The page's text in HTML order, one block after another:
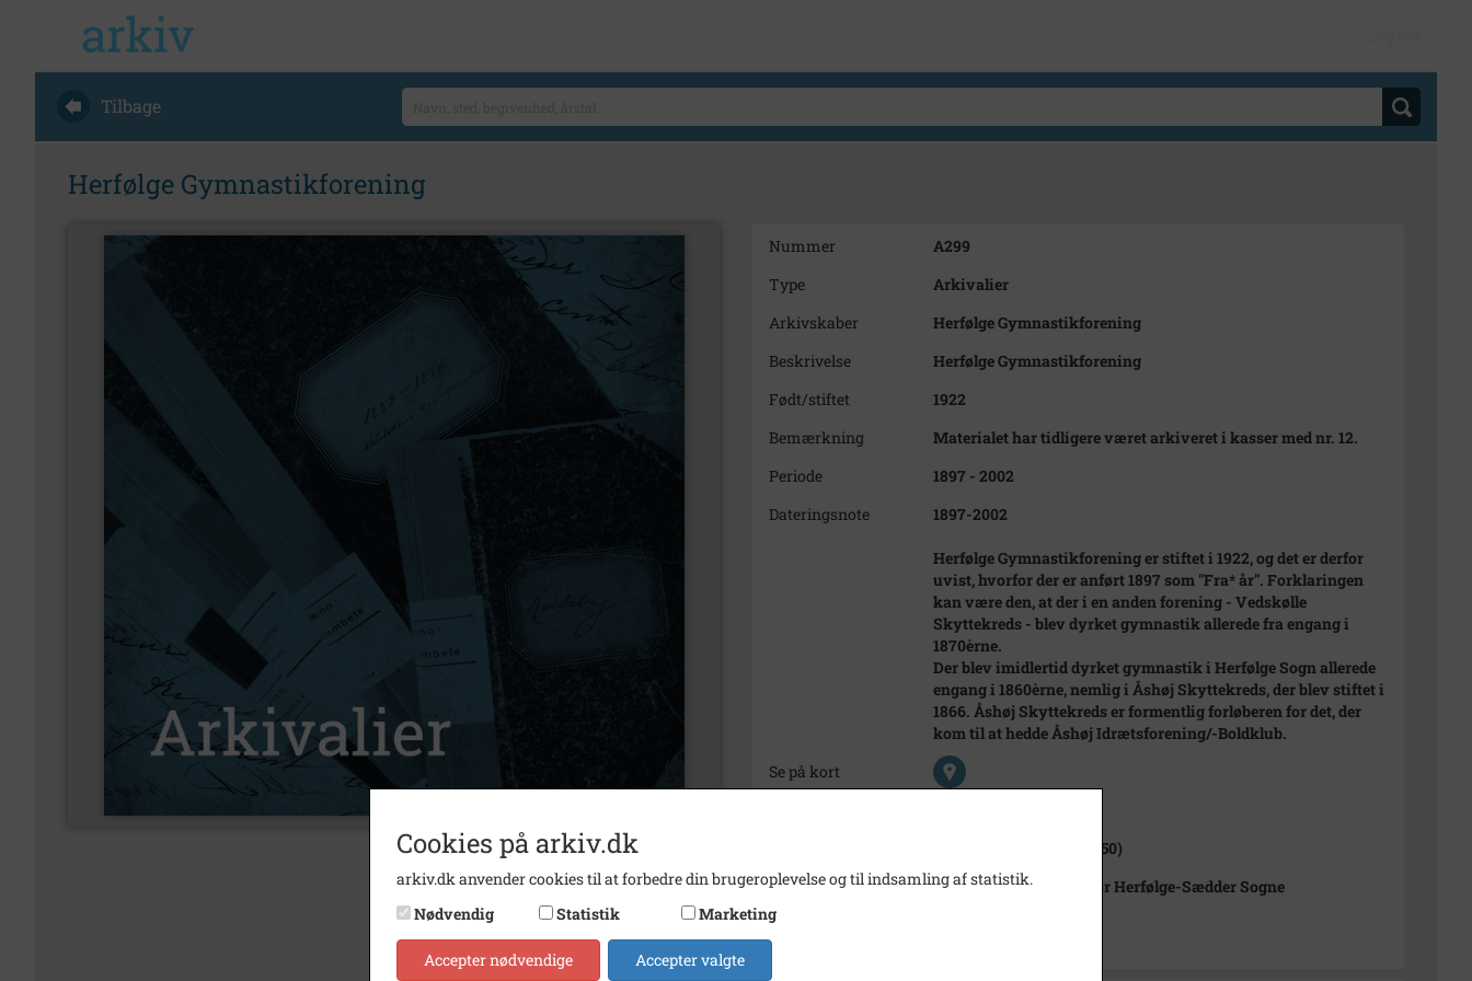
Tilbage
Herfølge Gymnastikforening
Nummer
A299
Type
Arkivalier
Arkivskaber
Herfølge Gymnastikforening
Beskrivelse
Herfølge Gymnastikforening
Født/stiftet
1922
Bemærkning
Materialet har tidligere været arkiveret i kasser med nr. 12.
Periode
1897 - 2002
Dateringsnote
1897-2002
Herfølge Gymnastikforening er stiftet i 1922, og det er derfor
uvist, hvorfor der er anført 1897 som "Fra* år". Forklaringen
kan være den, at der i en anden forening - Vedskølle
Skyttekreds - blev dyrket gymnastik allerede fra engang i
1870èrne.
Der blev imidlertid dyrket gymnastik i Herfølge Sogn allerede
engang i 1860èrne, nemlig i Åshøj Skyttekreds, der blev stiftet i
1866. Åshøj Skyttekreds er formentlig forløberen for det, der
kom til at hedde Åshøj Idrætsforening/-Boldklub.
Se på kort
Herfølge Sogn (1000-2050)
Arkiv
Lokalhistorisk Arkiv for Herfølge-Sædder Sogne
Cookies på arkiv.dk
arkiv.dk anvender cookies til at forbedre din brugeroplevelse og til indsamling af statistik.
Nødvendig
Statistik Marketing
Accepter nødvendige Accepter valgte